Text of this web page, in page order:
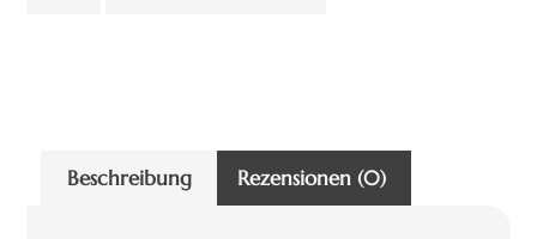
Beschreibung Rezensionen (0)